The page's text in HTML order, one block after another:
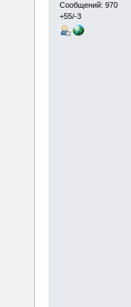
Сообщений: 970
+55/-3